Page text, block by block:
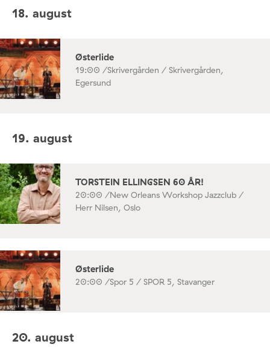
18. august
Østerlide
19:00 /Skrivergården / Skrivergården,
Egersund
19. august
TORSTEIN ELLINGSEN 60 ÅR!
20:00 /New Orleans Workshop Jazzclub /
Herr Nilsen, Oslo
Østerlide
20:00 /Spor 5 / SPOR 5, Stavanger
20. august